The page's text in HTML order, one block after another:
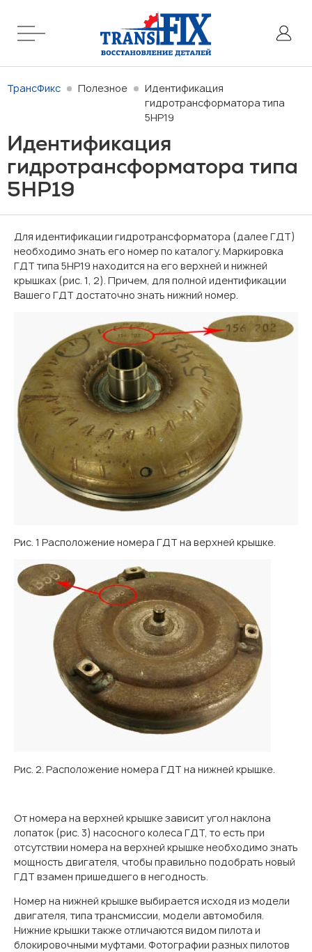
ТрансФикс Полезное
Идентификация
гидротрансформатора типа
5НР19
Идентификация
гидротрансформатора типа
5НР19
Для идентификации гидротрансформатора (далее ГДТ)
необходимо знать его номер по каталогу. Маркировка
ГДТ типа 5HP19 находится на его верхней и нижней
крышках (рис. 1, 2). Причем, для полной идентификации
Вашего ГДТ достаточно знать нижний номер.
Рис. 1 Расположение номера ГДТ на верхней крышке.
Рис. 2. Расположение номера ГДТ на нижней крышке.
От номера на верхней крышке зависит угол наклона
лопаток (рис. 3) насосного колеса ГДТ, то есть при
отсутствии номера на верхней крышке необходимо знать
мощность двигателя, чтобы правильно подобрать новый
ГДТ взамен пришедшего в негодность.
Номер на нижней крышке выбирается исходя из модели
двигателя, типа трансмиссии, модели автомобиля.
Нижние крышки также отличаются видом пилота и
блокировочными муфтами. Фотографии разных пилотов